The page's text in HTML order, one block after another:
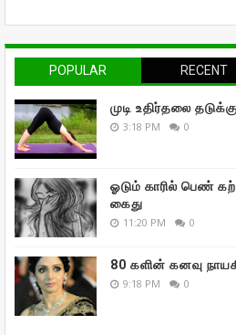
POPULAR RECENT
முடி உதிர்தலை
3:18 PM 0
ஓடும் காரில் பெண்
கைது
11:20 PM 0
80 களின் கனவு
9:18 PM 0